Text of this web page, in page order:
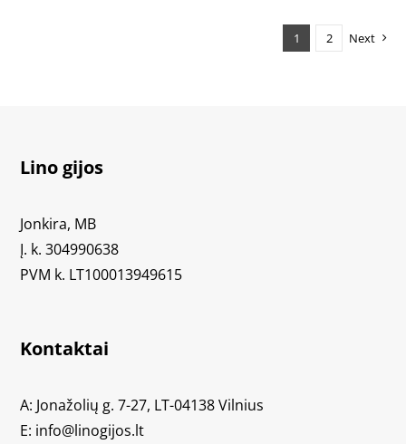
1 2 Next
Lino gijos
Jonkira, MB
Į. k. 304990638
PVM k. LT100013949615
Kontaktai
A: Jonažolių g. 7-27, LT-04138 Vilnius
E: info@linogijos.lt